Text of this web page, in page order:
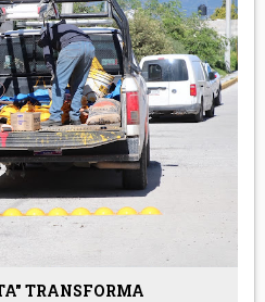
TRANSFORMA